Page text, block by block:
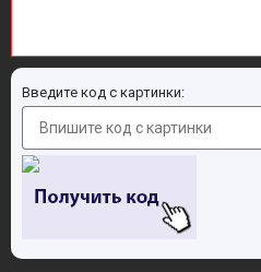
Введите код с картинки: